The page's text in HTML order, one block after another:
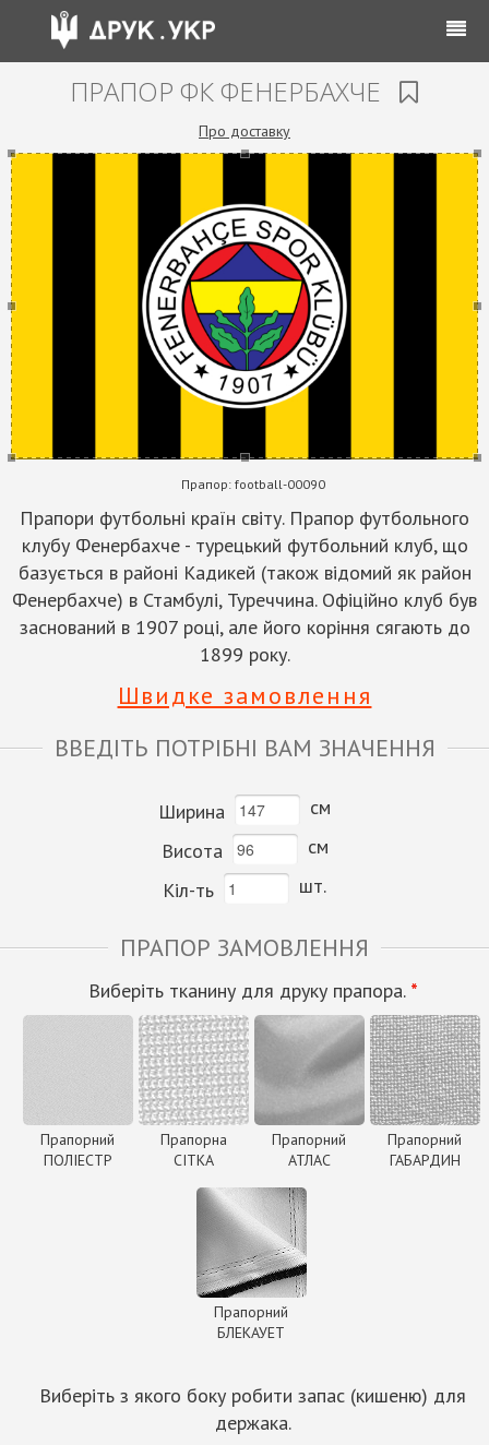
ПРАПОР ФК ФЕНЕРБАХЧЕ
Про доставку
Прапор:football-00090
Прапори футбольні країн світу. Прапор футбольного
клубу Фенербахче - турецький футбольний клуб, що
базується в районі Кадикей (також відомий як район
Фенербахче) в Стамбулі, Туреччина. Офіційно клуб був
заснований в 1907 році, але його коріння сягають до
1899 року.
Швидке замовлення
ВВЕДІТЬ ПОТРІБНІ ВАМ ЗНАЧЕННЯ
Ширина
см
Висота
см
Кіл-ть
шт.
ПРАПОР ЗАМОВЛЕННЯ
Виберіть тканину для друку прапора. *
Прапорний
ПОЛІЕСТР
Прапорна
СІТКА
Прапорний
АТЛАС
Прапорний
ГАБАРДИН
Прапорний
БЛЕКАУЕТ
Виберіть з якого боку робити запас (кишеню) для
держака.